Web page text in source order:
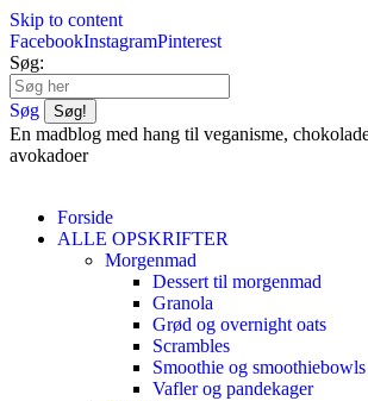
Skip to content
FacebookInstagramPinterest
Søg:
Søg
En madblog med hang til veganisme,
avokadoer
Forside
ALLE OPSKRIFTER
Morgenmad
Dessert til morgenmad
Granola
Grød og overnight oats
Scrambles
Smoothie og smoothiebowls
Vafler og pandekager